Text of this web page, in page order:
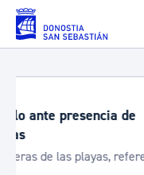
Saltar al contenido
de